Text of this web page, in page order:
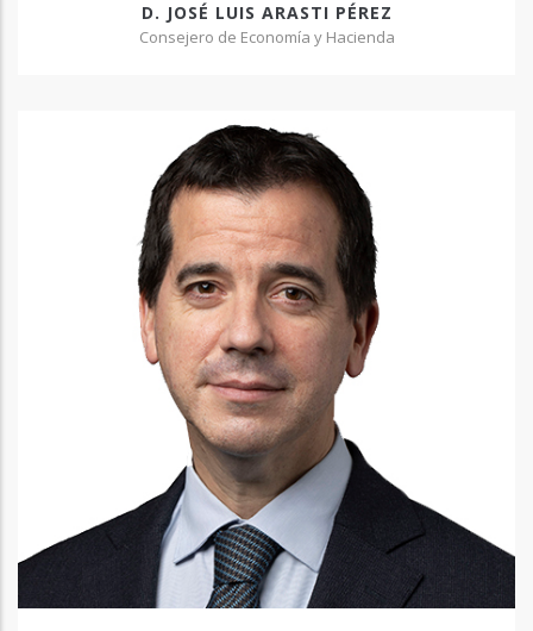
D. JOSÉ LUIS ARASTI PÉREZ
Consejero de Economía y Hacienda